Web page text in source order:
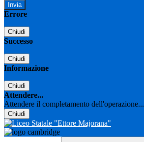
Errore
Chiudi
Successo
Chiudi
Informazione
Chiudi
Attendere...
Attendere il completamento dell'operazione...
Chiudi